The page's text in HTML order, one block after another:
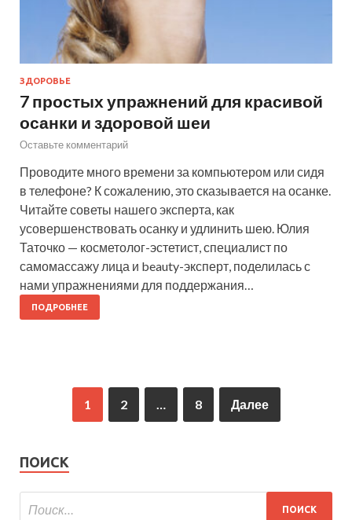
ЗДОРОВЬЕ
7 простых упражнений для красивой
осанки и здоровой шеи
Оставьте комментарий
Проводите много времени за компьютером или сидя
в телефоне? К сожалению, это сказывается на осанке.
Читайте советы нашего эксперта, как
усовершенствовать осанку и удлинить шею. Юлия
Таточко — косметолог-эстетист, специалист по
самомассажу лица и beauty-эксперт, поделилась с
нами упражнениями для поддержания…
ПОДРОБНЕЕ
1 2 … 8 Далее
ПОИСК